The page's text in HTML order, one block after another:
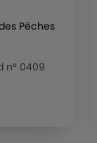
Pêches
n° 0409